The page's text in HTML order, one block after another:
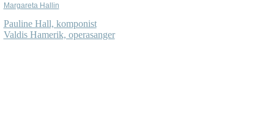
Margareta Hallin
Pauline Hall, komponist
Valdis Hamerik, operasanger